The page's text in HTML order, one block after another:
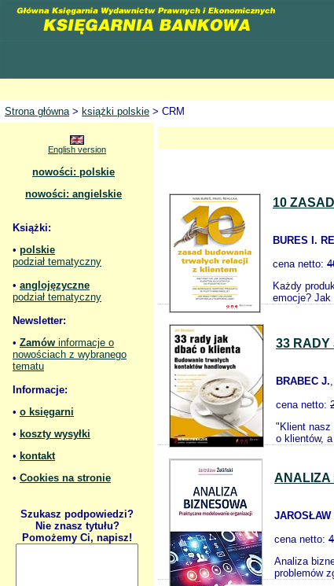
Strona główna> książki polskie > CRM
English version
nowości: polskie
nowości: angielskie
Książki:
• polskie
podział tematyczny
• anglojęzyczne
podział tematyczny
Newsletter:
• Zamów informacje o
nowościach z wybranego
tematu
Informacje:
• o księgarni
• koszty wysyłki
• kontakt
• Cookies na stronie
Szukasz podpowiedzi?
Nie znasz tytułu?
Pomożemy Ci, napisz!
10
BURES I.
cena netto:
Każdy
emocje? Jak
33 RADY
BRABEC J.
cena netto:
"Klient nasz
o klientów,
ANALIZA
JAROSŁAW
cena netto:
Analiza
problemów